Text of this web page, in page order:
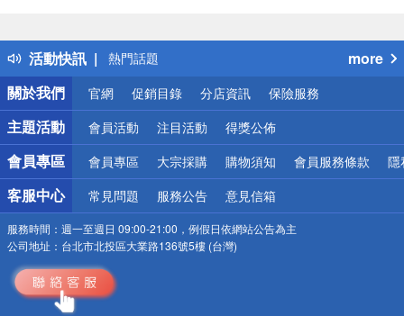
活動快訊
得獎公告
熱門話題
銀行優惠
偏遠地區配送
詐騙網頁！請小心！
more
關於我們
官網 促銷目錄 分店資訊 保險服務
主題活動 會員活動 注目活動 得獎公佈
會員專區 會員專區 大宗採購 購物須知 會員服務條款 隱
客服中心 常見問題 服務公告 意見信箱
服務時間： 週一至週日 09:00-21:00，例假日依網站公告為主
公司地址： 台北市北投區大業路136號5樓 (台灣)